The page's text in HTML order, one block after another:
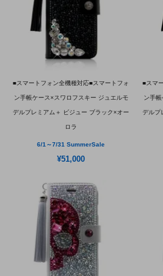
■スマートフォン全機種対応■スマートフォ
ン手帳ケース×スワロフスキー ジュエルモ
デルプレミアム＋ ビジュー ブラック×オー
ロラ
6/1～7/31 SummerSale
¥51,000
■スマ
ン手
デルプ